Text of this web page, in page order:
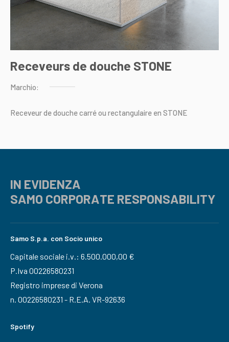
Receveurs de douche STONE
Marchio:
Receveurdedouchecarréou rectangulaire en STONE
IN EVIDENZA
SAMO CORPORATE RESPONSABILITY
Samo S.p.a. con Socio unico
Capitale sociale i.v.: 6.500.000,00 €
P.Iva 00226580231
Registro imprese di Verona
n. 00226580231 - R.E.A. VR-92636
Spotify